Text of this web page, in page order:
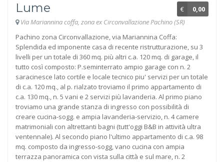
€ 0,00
Lume
Via Mariannina coffa, zona ex Circonvallazione Pachino (SR)
Pachino zona Circonvallazione, via Mariannina Coffa:
Splendida ed imponente casa di recente ristrutturazione, su 3
livelli per un totale di 360 mq. più altri c.a. 120 mq. di garage, il
tutto così composto: P.seminterrato ampio garage con n. 2
saracinesce lato cortile e locale tecnico piu' servizi per un totale
di c.a. 120 mq., al p. rialzato troviamo il primo appartamento di
c.a. 130 mq., n. 5 vani e 2 servizi più lavanderia. Al primo piano
troviamo una grande stanza di ingresso con possibilità di
creare cucina-sogg. e ampia lavanderia-servizio, n. 4 camere
matrimoniali con altrettanti bagni (tutt'oggi B&B in attività ultra
ventennale). Al secondo piano l'ultimo appartamento di c.a. 98
mq. composto da ingresso-sogg, vano cucina con ampia
terrazza panoramica con vista sulla città e sul mare, n. 2